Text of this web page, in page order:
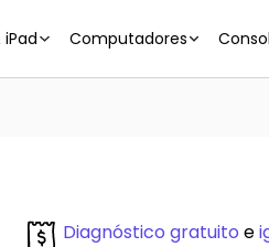
Computadores
Diagnóstico gratuito e